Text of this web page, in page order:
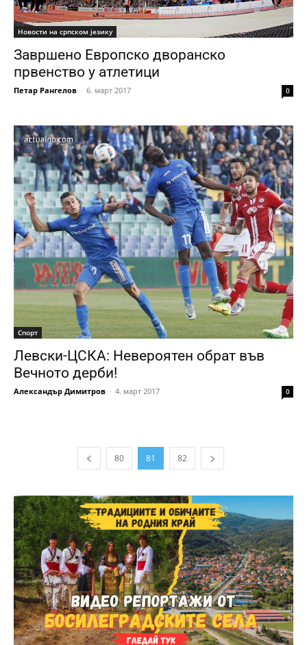
Новости на српском језику
Завршено Европско дворанско
првенство у атлетици
Петар Рангелов - 6. март 2017 0
Спорт
Левски-ЦСКА: Невероятен обрат във
Вечното дерби!
Александър Димитров - 4. март 2017 0
80 81 82